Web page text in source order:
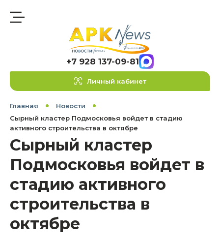
+7 928 137-09-81
Личный кабинет
Главная
Новости
Сырный кластер Подмосковья войдет в стадию
активного строительства в октябре
Сырный кластер
Подмосковья войдет в
стадию активного
строительства в
октябре